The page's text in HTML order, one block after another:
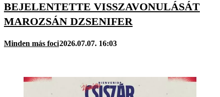
BEJELENTETTE VISSZAVONULÁSÁT
MAROZSÁN DZSENIFER
Minden más foci2026.07.07. 16:03